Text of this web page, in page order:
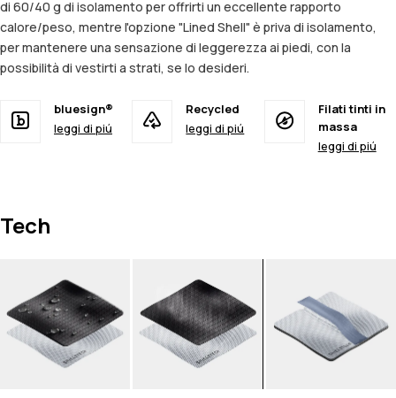
di 60/40 g di isolamento per offrirti un eccellente rapporto
calore/peso, mentre l'opzione "Lined Shell" è priva di isolamento,
per mantenere una sensazione di leggerezza ai piedi, con la
possibilità di vestirti a strati, se lo desideri.
bluesign®
leggi di piú
Recycled
leggi di piú
Filati tinti in
massa
leggi di piú
Tech